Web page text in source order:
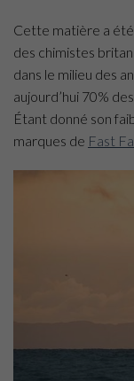
Cette matière a
des chimistes
dans le milieu des
aujourd’hui 70% des
Étant donné son
marques de Fast